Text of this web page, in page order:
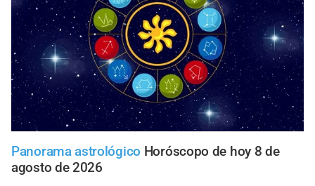
Panorama astrológico Horóscopo de hoy 8 de
agosto de 2026